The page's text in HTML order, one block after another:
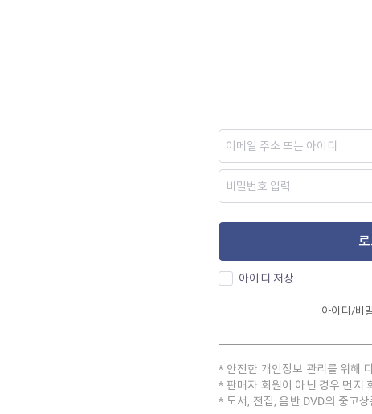
아이디 저장
아이디/비
안전한 개인정보 관리를 위해
판매자 회원이 아닌 경우 먼저
도서, 전집, 음반 DVD의 중고